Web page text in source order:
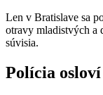
Len v Bratislave sa
otravy mladistvých a
súvisia.
Polícia